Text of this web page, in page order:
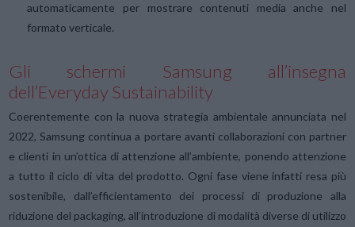
automaticamente per mostrare contenuti media anche nel
formato verticale.
Gli schermi Samsung all’insegna
dell’Everyday Sustainability
Coerentemente con la nuova strategia ambientale annunciata nel
2022, Samsung continua a portare avanti collaborazioni con partner
e clienti in un’ottica di attenzione all’ambiente, ponendo attenzione
a tutto il ciclo di vita del prodotto. Ogni fase viene infatti resa più
sostenibile, dall’efficientamento dei processi di produzione alla
riduzione del packaging, all’introduzione di modalità diverse di utilizzo